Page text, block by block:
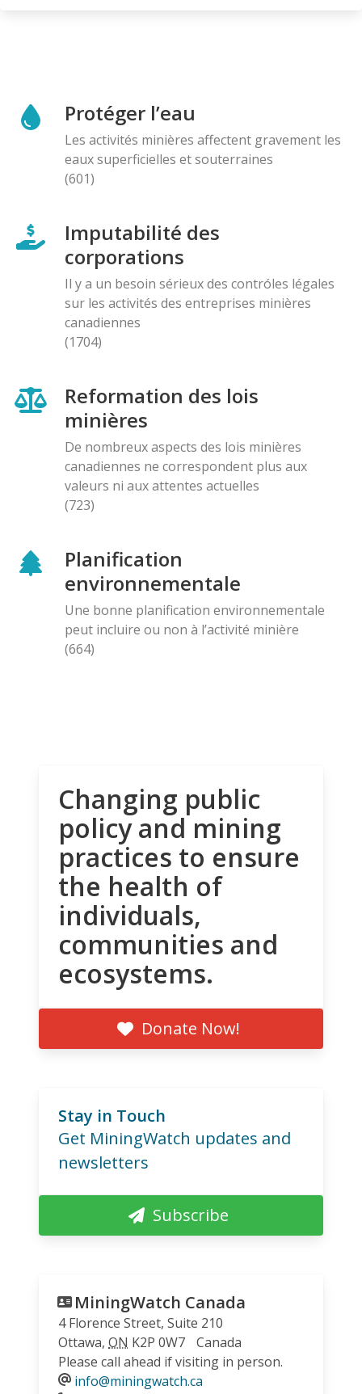
Protéger l’eau
Les activités minières affectent gravement les
eaux superficielles et souterraines
(601)
Imputabilité des
corporations
Il y a un besoin sérieux des contróles légales
sur les activités des entreprises minières
canadiennes
(1704)
Reformation des lois
minières
De nombreux aspects des lois minières
canadiennes ne correspondent plus aux
valeurs ni aux attentes actuelles
(723)
Planification
environnementale
Une bonne planification environnementale
peut incluire ou non à l’activité minière
(664)
Changing public
policy and mining
practices to ensure
the health of
individuals,
communities and
ecosystems.
Donate Now!
Stay in Touch
Get MiningWatch updates and
newsletters
Subscribe
MiningWatch Canada
4 Florence Street, Suite 210
Ottawa, ON K2P 0W7
Canada
Please call ahead if visiting in person.
info@miningwatch.ca